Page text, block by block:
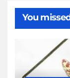
You